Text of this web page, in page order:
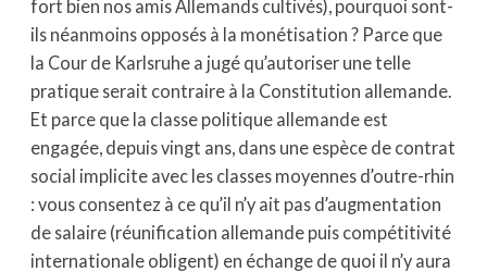
fort bien nos amis Allemands cultivés), pourquoi sont-
ils néanmoins opposés à la monétisation ? Parce que
la Cour de Karlsruhe a jugé qu’autoriser une telle
pratique serait contraire à la Constitution allemande.
Et parce que la classe politique allemande est
engagée, depuis vingt ans, dans une espèce de contrat
social implicite avec les classes moyennes d’outre-rhin
: vous consentez à ce qu’il n’y ait pas d’augmentation
de salaire (réunification allemande puis compétitivité
internationale obligent) en échange de quoi il n’y aura